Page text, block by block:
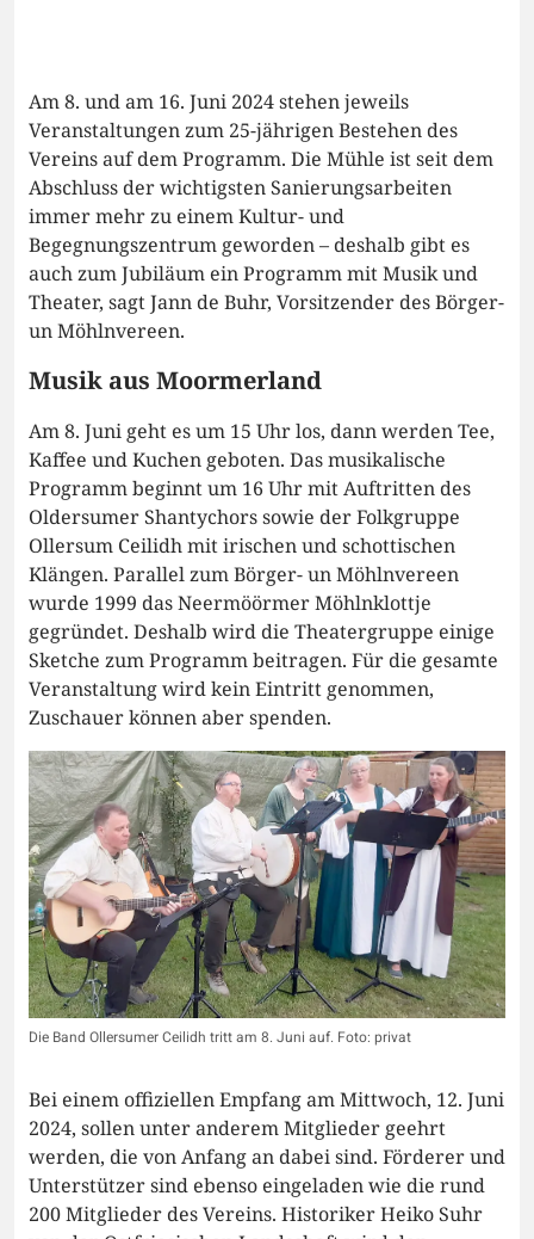
Am 8. und am 16. Juni 2024 stehen jeweils
Veranstaltungen zum 25-jährigen Bestehen des
Vereins auf dem Programm. Die Mühle ist seit dem
Abschluss der wichtigsten Sanierungsarbeiten
immer mehr zu einem Kultur- und
Begegnungszentrum geworden – deshalb gibt es
auch zum Jubiläum ein Programm mit Musik und
Theater, sagt Jann de Buhr, Vorsitzender des Börger-
un Möhlnvereen.
Musik aus Moormerland
Am 8. Juni geht es um 15 Uhr los, dann werden Tee,
Kaffee und Kuchen geboten. Das musikalische
Programm beginnt um 16 Uhr mit Auftritten des
Oldersumer Shantychors sowie der Folkgruppe
Ollersum Ceilidh mit irischen und schottischen
Klängen. Parallel zum Börger- un Möhlnvereen
wurde 1999 das Neermöörmer Möhlnklottje
gegründet. Deshalb wird die Theatergruppe einige
Sketche zum Programm beitragen. Für die gesamte
Veranstaltung wird kein Eintritt genommen,
Zuschauer können aber spenden.
Die Band Ollersumer Ceilidh tritt am 8. Juni auf. Foto: privat
Bei einem offiziellen Empfang am Mittwoch, 12. Juni
2024, sollen unter anderem Mitglieder geehrt
werden, die von Anfang an dabei sind. Förderer und
Unterstützer sind ebenso eingeladen wie die rund
200 Mitglieder des Vereins. Historiker Heiko Suhr